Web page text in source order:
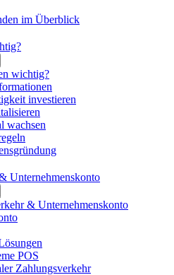
im Überblick
wichtig?
investieren
wachsen
Unternehmenskonto
& Unternehmenskonto
POS
Zahlungsverkehr